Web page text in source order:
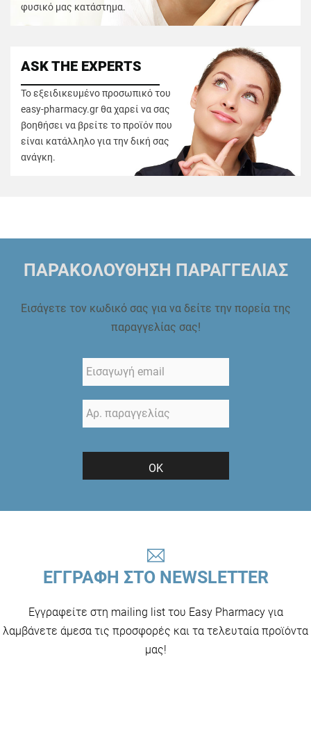
φυσικό μας κατάστημα.
ASK THE EXPERTS
Το εξειδικευμένο προσωπικό του
easy-pharmacy.gr θα χαρεί να σας
βοηθήσει να βρείτε το προϊόν που
είναι κατάλληλο για την δική σας
ανάγκη.
ΠΑΡΑΚΟΛΟΥΘΗΣΗ ΠΑΡΑΓΓΕΛΙΑΣ
Εισάγετε τον κωδικό σας για να δείτε την πορεία της
παραγγελίας σας!
ΟΚ
ΕΓΓΡΑΦΗ ΣΤΟ NEWSLETTER
Εγγραφείτε στη mailing list του Easy Pharmacy για
λαμβάνετε άμεσα τις προσφορές και τα τελευταία προϊόντα
μας!